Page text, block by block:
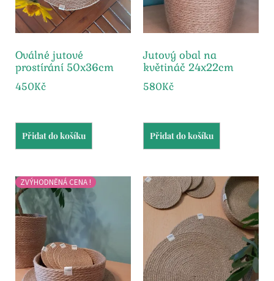
Oválné jutové
prostírání 50x36cm
450Kč
Přidat do košíku
Jutový obal na
květináč 24x22cm
580Kč
Přidat do košíku
ZVÝHODNĚNÁ CENA !